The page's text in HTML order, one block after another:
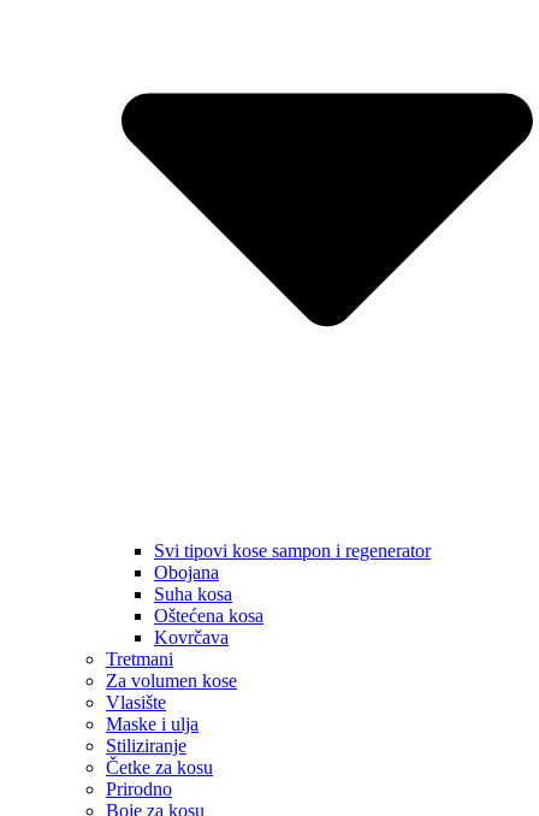
Svi tipovi kose sampon i regenerator
Obojana
Suha kosa
Oštećena kosa
Kovrčava
Tretmani
Za volumen kose
Vlasište
Maske i ulja
Stiliziranje
Četke za kosu
Prirodno
Boje za kosu